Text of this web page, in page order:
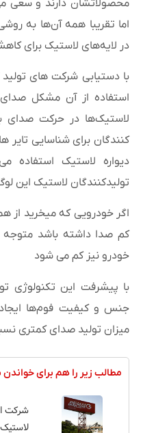
محصولاتشان دارند و سعی
اما تقریبا همه آن‌ها به
در لایه‌های لاستیک برای
با دستیابی شرکت های
استفاده از آن مشکل
لاستیک‌ها در حرکت صدای
کنندگان برای شناسایی
دیواره لاستیک
تولیدکنندگان لاستیک این
اگر خودرویی که میخرید از
کم صدا داشته باشد
خودرو نیز کم می شود
با پیشرفت این تکنولوژی
جنس و کیفیت فوم‌ها
میزان تولید صدای کمتری
مطالب زیر را هم برای
شرکت